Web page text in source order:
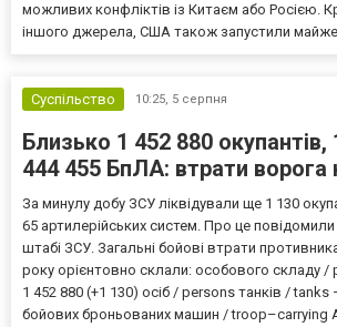
можливих конфліктів із Китаєм або Росією.
іншого джерела, США також запустили
Суспільство 10:25, 5 серпня
Близько 1 452 880 окупантів,
444 455 БпЛА: втрати ворога
За минулу добу ЗСУ ліквідували ще 1 130
65 артилерійських систем. Про це
штабі ЗСУ. Загальні бойові втрати
року орієнтовно склали: особового складу /
1 452 880 (+1 130) осіб / persons танків / tanks
бойових броньованих машин / troop–carrying